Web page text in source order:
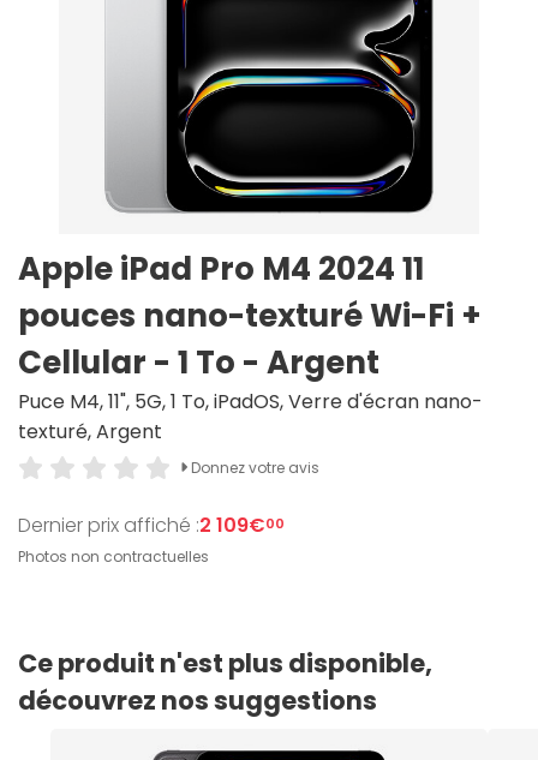
Apple iPad Pro M4 2024 11
pouces nano-texturé Wi-Fi +
Cellular - 1 To - Argent
Puce M4, 11", 5G, 1 To, iPadOS, Verre d'écran nano-
texturé, Argent
Donnez votre avis
Dernier prix affiché :2 109€00
Photos non contractuelles
Ce produit n'est plus disponible,
découvrez nos suggestions